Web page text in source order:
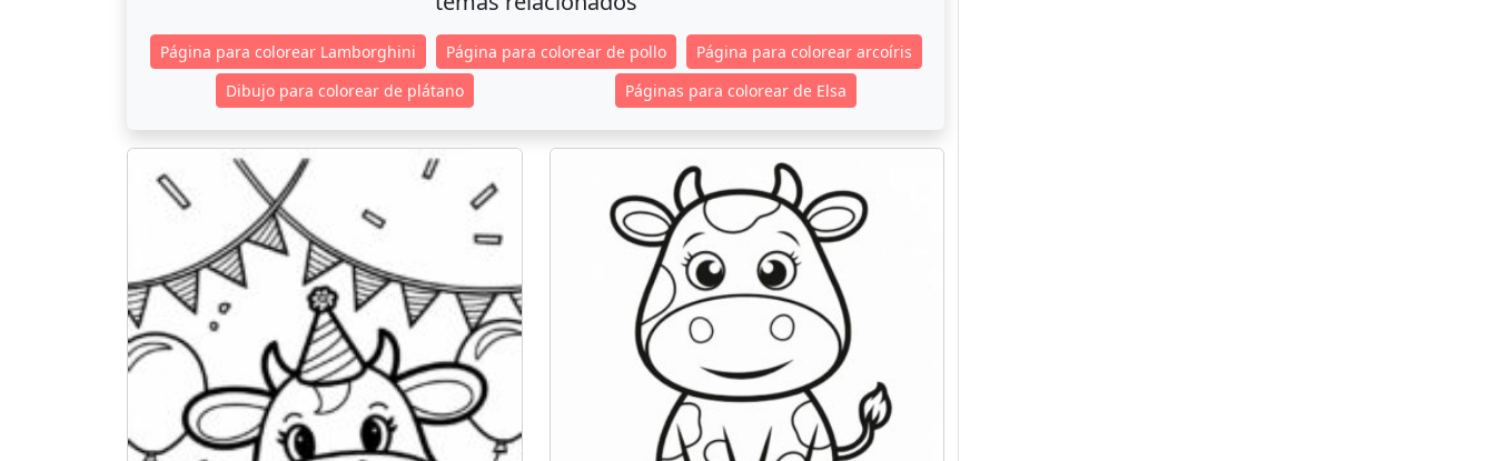
Página para colorear Lamborghini Página para colorear de pollo
Página para colorear arcoíris
Dibujo para colorear de plátano
Páginas para colorear de Elsa